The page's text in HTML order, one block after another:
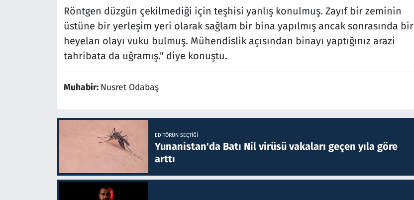
Röntgen düzgün çekilmediği için teşhisi yanlış konulmuş. Zayıf bir zeminin
üstüne bir yerleşim yeri olarak sağlam bir bina yapılmış ancak sonrasında bir
heyelan olayı vuku bulmuş. Mühendislik açısından binayı yaptığınız arazi
tahribata da uğramış." diye konuştu.
Muhabir: Nusret Odabaş
EDITÖRÜN SEÇTIĞI
Yunanistan'da Batı Nil virüsü vakaları geçen yıla göre
arttı